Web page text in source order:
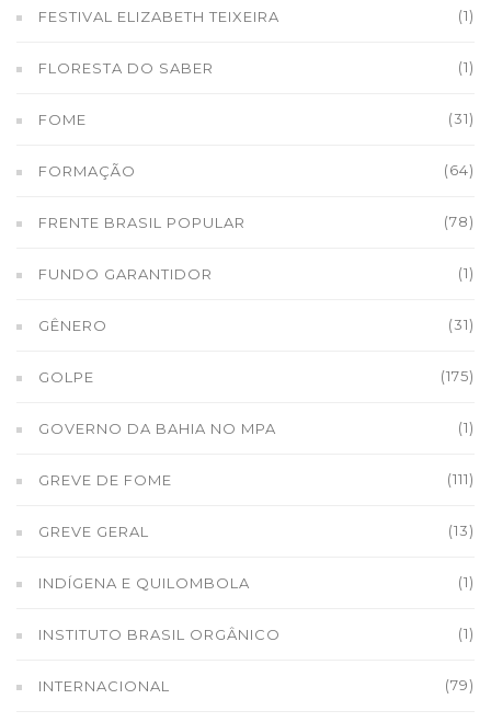
FESTIVAL ELIZABETH TEIXEIRA (1)
FLORESTA DO SABER (1)
FOME (31)
FORMAÇÃO (64)
FRENTE BRASIL POPULAR (78)
FUNDO GARANTIDOR (1)
GÊNERO (31)
GOLPE (175)
GOVERNO DA BAHIA NO MPA (1)
GREVE DE FOME (111)
GREVE GERAL (13)
INDÍGENA E QUILOMBOLA (1)
INSTITUTO BRASIL ORGÂNICO (1)
INTERNACIONAL (79)